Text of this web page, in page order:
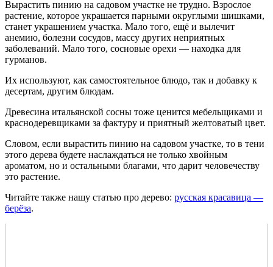
Вырастить пинию на садовом участке не трудно. Взрослое
растение, которое украшается парными округлыми шишками,
станет украшением участка. Мало того, ещё и вылечит
анемию, болезни сосудов, массу других неприятных
заболеваний. Мало того, сосновые орехи — находка для
гурманов.
Их используют, как самостоятельное блюдо, так и добавку к
десертам, другим блюдам.
Древесина итальянской сосны тоже ценится мебельщиками и
краснодеревщиками за фактуру и приятный желтоватый цвет.
Словом, если вырастить пинию на садовом участке, то в тени
этого дерева будете наслаждаться не только хвойным
ароматом, но и остальными благами, что дарит человечеству
это растение.
Читайте также нашу статью про дерево: русская красавица —
берёза.